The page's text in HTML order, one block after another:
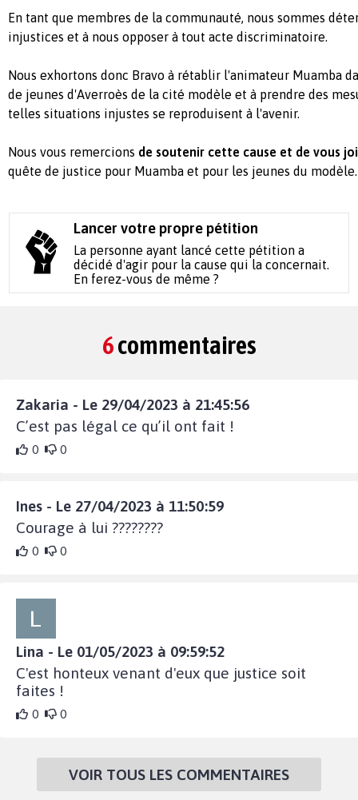
En tant que membres de la communauté, nous sommes
injustices et à nous opposer à tout acte discriminatoire.
Nous exhortons donc Bravo à rétablir l'animateur Muamba
de jeunes d'Averroès de la cité modèle et à prendre des
telles situations injustes se reproduisent à l'avenir.
Nous vous remercions de soutenir cette cause et de vous
quête de justice pour Muamba et pour les jeunes du modèle.
Lancer votre propre pétition
La personne ayant lancé cette pétition a
décidé d'agir pour la cause qui la concernait.
En ferez-vous de même ?
6commentaires
Zakaria - Le 29/04/2023 à 21:45:56
C’est pas légal ce qu’il ont fait !
0 0
Ines - Le 27/04/2023 à 11:50:59
Courage à lui ????????
0 0
Lina - Le 01/05/2023 à 09:59:52
C'est honteux venant d'eux que justice soit
faites !
0 0
VOIR TOUS LES COMMENTAIRES